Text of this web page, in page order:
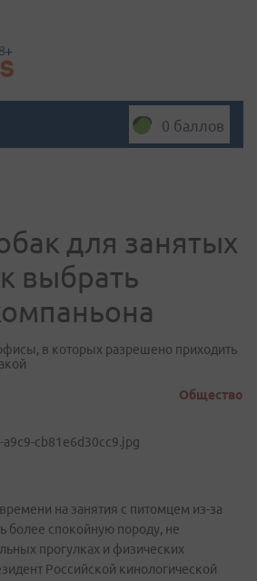
0 баллов
для занятых
выбрать
в которых разрешено приходить
Общество
на занятия с питомцем из-за
более спокойную породу, не
прогулках и физических
Российской кинологической